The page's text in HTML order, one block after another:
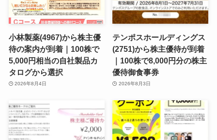
小林製薬(4967)から株主優
待の案内が到着｜100株で
5,000円相当の自社製品カ
タログから選択
2026年8月4日
テンポスホールディングス
(2751)から株主優待が到着
｜100株で8,000円分の株主
優待御食事券
2026年8月3日